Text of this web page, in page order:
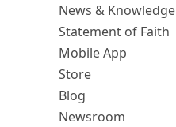
News & Knowledge
Statement of Faith
Mobile App
Store
Blog
Newsroom